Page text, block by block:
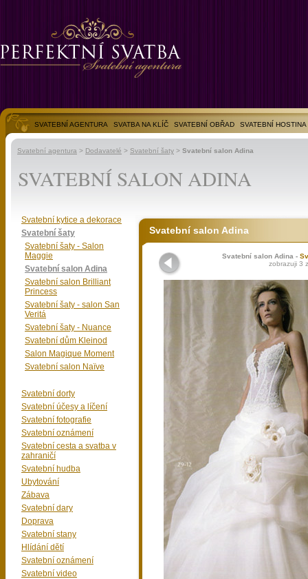
SVATEBNÍ AGENTURA SVATBA NA KLÍČ SVATEBNÍ OBŘAD
SVATEBNÍ HOSTINA
SVATEBNÍ FOTOGALERIE
Svatební agentura > Dodavatelé > Svatební šaty > Svatební salon Adina
SVATEBNÍ SALON ADINA
Svatební salon Adina
Svatební salon Adina -
zobrazuji 3
Svatební kytice a dekorace
Svatební šaty
Svatební šaty - Salon
Maggie
Svatební salon Adina
Svatební salon Brilliant
Princess
Svatební šaty - salon San
Veritá
Svatební šaty - Nuance
Svatební dům Kleinod
Salon Magique Moment
Svatební salon Naïve
Svatební dorty
Svatební účesy a líčení
Svatební fotografie
Svatební oznámení
Svatební cesta a svatba v
zahraničí
Svatební hudba
Ubytování
Zábava
Svatební dary
Doprava
Svatební stany
Hlídání dětí
Svatební oznámení
Svatební video